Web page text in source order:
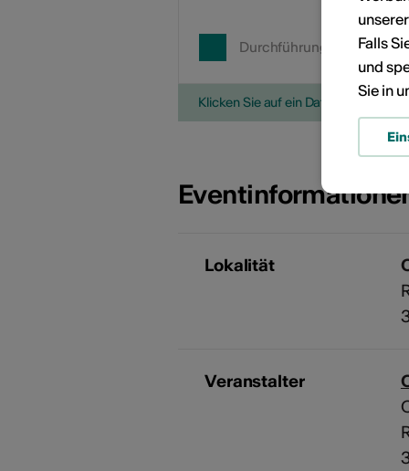
Durchführungsdatum
Klicken Sie auf ein Datum, um die
Lokalität
Veranstalter
Falls
und
Sie in